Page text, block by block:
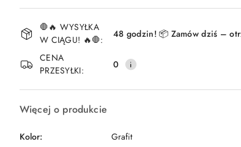
Dostępność
i
dostawa
🛑🔥 WYSYŁKA
W CIĄGU! 🔥🛑:
48 godzin! 📦 Zamów dziś –
CENA
PRZESYŁKI:
0
Więcej o produkcie
Kolor:
Grafit